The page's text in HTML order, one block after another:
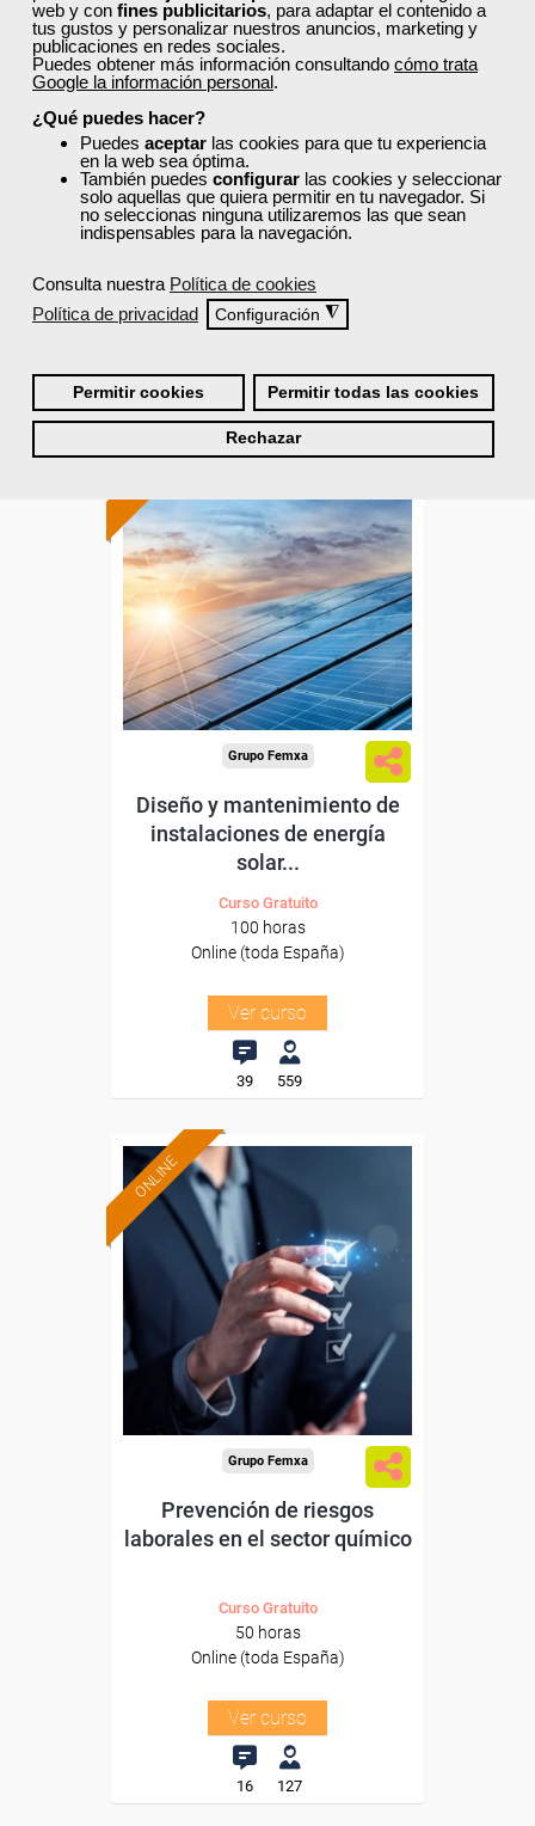
web y con fines publicitarios, para adaptar el contenido a
tus gustos y personalizar nuestros anuncios, marketing y
publicaciones en redes sociales.
Puedes obtener más información consultando cómo trata
Google la información personal.
¿Qué puedes hacer?
Puedes aceptar las cookies para que tu experiencia
en la web sea óptima.
También puedes configurar las cookies y seleccionar
solo aquellas que quiera permitir en tu navegador. Si
no seleccionas ninguna utilizaremos las que sean
indispensables para la navegación.
Consulta nuestra Política de cookies
Política de privacidad
Configuración ◮
Permitir cookies Permitir todas las cookies
Rechazar
Grupo Femxa
Impresión digital
Curso Gratuito
30 horas
Online (toda España)
Ver curso
19 184
ONLINE
Formación 100%
subvencionada.
Para desempleados,
trabajadores y autónomos.
Sector
-Metal.
Grupo Femxa
Diseño y mantenimiento de
instalaciones de energía
solar...
Curso Gratuito
100 horas
Online (toda España)
Ver curso
39 559
ONLINE
Formación 100%
subvencionada.
Para desempleados,
trabajadores y autónomos.
Sector
-Industria Química.
Grupo Femxa
Prevención de riesgos
laborales en el sector químico
Curso Gratuito
50 horas
Online (toda España)
Ver curso
16 127